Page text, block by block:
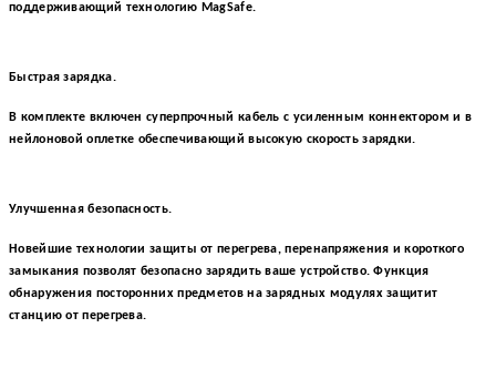
поддерживающий технологию MagSafe.
Быстрая зарядка.
В комплекте включен суперпрочный кабель с усиленным коннектором и в
нейлоновой оплетке обеспечивающий высокую скорость зарядки.
Улучшенная безопасность.
Новейшие технологии защиты от перегрева, перенапряжения и короткого
замыкания позволят безопасно зарядить ваше устройство. Функция
обнаружения посторонних предметов на зарядных модулях защитит
станцию от перегрева.